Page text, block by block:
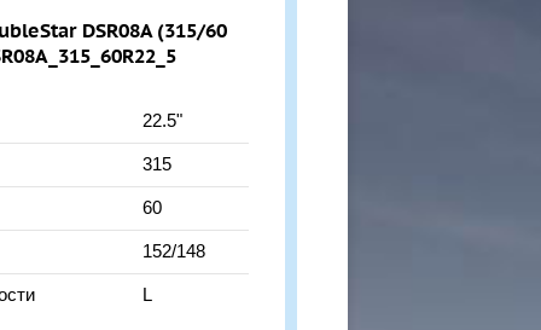
DSR08A (315/60
22.5"
315
60
152/148
L